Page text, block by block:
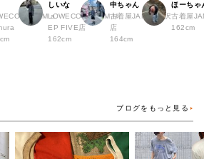
by JAM a
しいな
LOWECO by JAM H
EP FIVE店
162cm
中ちゃん
古着屋JAM 下北沢
店
164cm
ほーちゃ
古着屋
162cm
ブログをもっと見る